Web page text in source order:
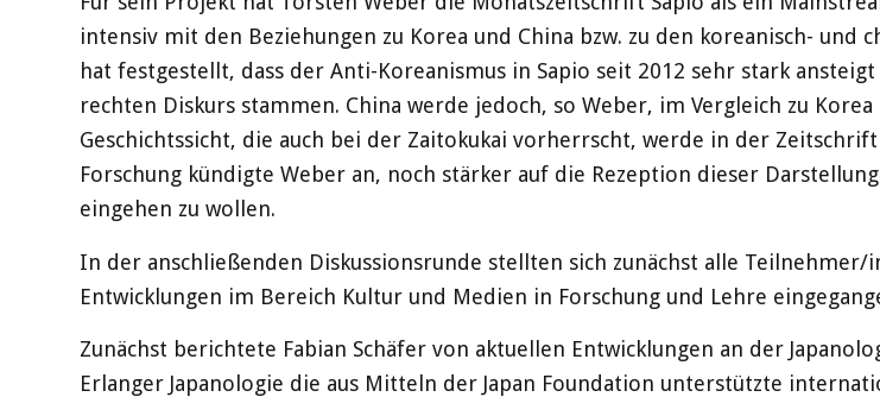
intensiv mit den Beziehungen zu Korea und China bzw. zu den koreanisch-
hat festgestellt, dass der Anti-Koreanismus in Sapio seit 2012 sehr stark
rechten Diskurs stammen. China werde jedoch, so Weber, im Vergleich zu
Geschichtssicht, die auch bei der Zaitokukai vorherrscht, werde in der
Forschung kündigte Weber an, noch stärker auf die Rezeption dieser
eingehen zu wollen.
In der anschließenden Diskussionsrunde stellten sich zunächst alle
Entwicklungen im Bereich Kultur und Medien in Forschung und Lehre
Zunächst berichtete Fabian Schäfer von aktuellen Entwicklungen an der
Erlanger Japanologie die aus Mitteln der Japan Foundation unterstützte